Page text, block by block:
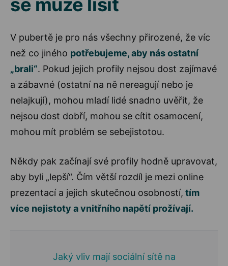
V pubertě je pro nás všechny přirozené, že víc
než co jiného potřebujeme, aby nás ostatní
„brali“. Pokud jejich profily nejsou dost zajímavé
a zábavné (ostatní na ně nereagují nebo je
nelajkují), mohou mladí lidé snadno uvěřit, že
nejsou dost dobří, mohou se cítit osamocení,
mohou mít problém se sebejistotou.
Někdy pak začínají své profily hodně upravovat,
aby byli „lepší“. Čím větší rozdíl je mezi online
prezentací a jejich skutečnou osobností, tím
více nejistoty a vnitřního napětí prožívají.
Jaký vliv mají sociální sítě na